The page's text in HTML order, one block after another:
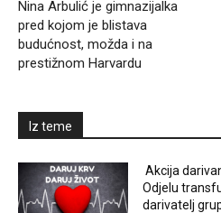
Nina Arbulić je gimnazijalka
pred kojom je blistava
budućnost, možda i na
prestižnom Harvardu
Iz teme
Akcija
Odjelu
darivatelj